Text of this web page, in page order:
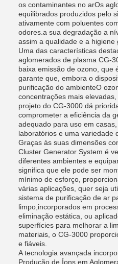
os contaminantes no arOs
equilibrados produzidos pelo
ativamente com poluentes
odores.a sua degradação a
assim a qualidade e a higiene
Uma das características
aglomerados de plasma CG-
baixa emissão de ozono, que
garante que, embora o
purificação do ambienteO
concentrações mais
projeto do CG-3000 dá
comprometer a eficiência da
adequado para uso em
laboratórios e uma variedade
Graças às suas dimensões
Cluster Generator System é
diferentes ambientes e
significa que ele pode ser
mínimo de esforço,
várias aplicações, quer seja
sistema de purificação de ar
limpo,incorporados em
eliminação estática, ou
superfícies para melhorar a
materiais, o CG-3000
e fiáveis.
A tecnologia avançada
Produção de Íons em